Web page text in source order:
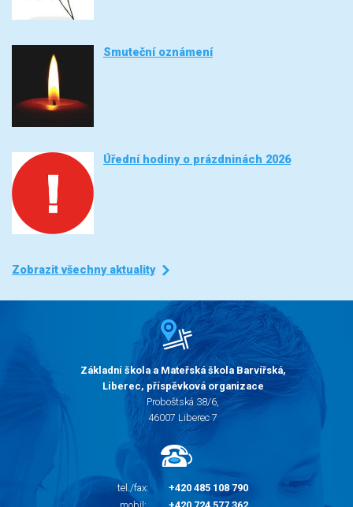
Smuteční oznámení
Úřední hodiny o prázdninách 2026
Zobrazit všechny aktuality
Základní škola a Mateřská škola Barvířská,
Liberec, příspěvková organizace
Proboštská 38/6,
46007 Liberec 7
tel./fax:
+420 485 108 790